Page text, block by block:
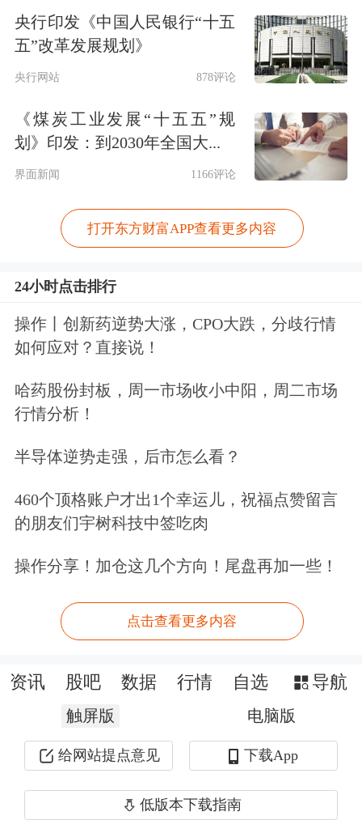
金、保险资金等，需要成为稳定市场的
中坚力量。而除了稳市机制建设之外，
还有这样几点是需要高度重视的。
一是要健全"长钱长投"的市场机制和生
态，就必须对市场的短线投机行为加以
投机炒作。毕竟发展机构投资者的目
不是为了让其成为市场投机炒作的力
量。因此，要鼓励"长钱长投"就必须限
制机构投资者进行量化交易，尤其是公
募机构，要严禁其参与量化交易。如果
机构投资者通过高频量化交易短线就可
以赚得盆满钵满，那谁还愿意进行长线
投资呢？
态，就必须完善股东减持制度，严防原
始股东把股市当成提款机。如果企业上
市后，股东的动机就是减持套现，那么
这样的企业是不值得投资者长期投资
的。如果"长钱长投"遭遇重要股东疯狂
套现，其结果必然是"长钱长投"者遭遇
重大损失。
央行印发《中国人民银行“十五
五”改革发展规划》
央行网站 878评论
《煤炭工业发展“十五五”规
划》印发：到2030年全国大...
界面新闻 1166评论
打开东方财富APP查看更多内容
24小时点击排行
操作丨创新药逆势大涨，CPO大跌，分歧行情
如何应对？直接说！
哈药股份封板，周一市场收小中阳，周二市场
行情分析！
半导体逆势走强，后市怎么看？
460个顶格账户才出1个幸运儿，祝福点赞留言
的朋友们宇树科技中签吃肉
操作分享！加仓这几个方向！尾盘再加一些！
点击查看更多内容
资讯 股吧 数据 行情 自选 导航
触屏版 电脑版
给网站提点意见 下载App
低版本下载指南